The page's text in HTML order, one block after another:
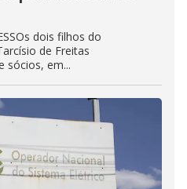
dois filhos do
de Freitas
sócios, em...